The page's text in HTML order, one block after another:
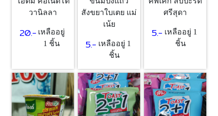
วานิลลา
20.- เหลืออยู่
1 ชิ้น
สังขยาใบเตย แม่
เน้ย
5.- เหลืออยู่ 1
ชิ้น
ศรีสุดา
5.- เหลืออยู่ 1
ชิ้น